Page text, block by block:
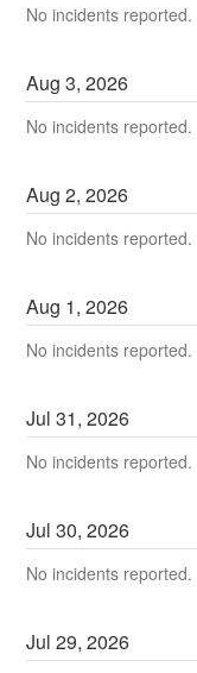
No incidents reported.
Aug3,2026
No incidents reported.
Aug2,2026
No incidents reported.
Aug 1,2026
No incidents reported.
Jul31,2026
No incidents reported.
Jul30,2026
No incidents reported.
Jul29,2026